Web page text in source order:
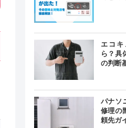
緊急駆けつけ
最短20分
エコキ
ら？具
の判断
パナソ
修理の
頼先ガ